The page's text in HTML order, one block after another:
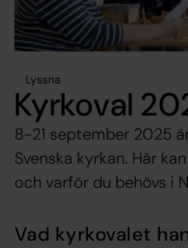
Lyssna
Kyrkoval
8-21 september 2025
Svenska kyrkan. Här
och varför du behövs i
Vad kyrkovalet